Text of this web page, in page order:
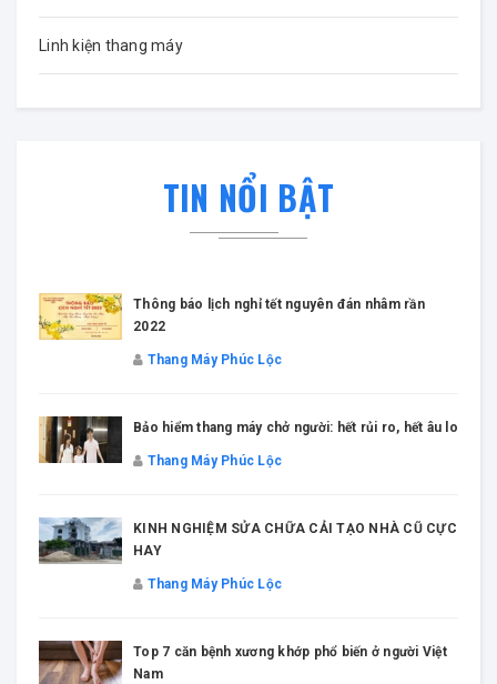
Linh kiện thang máy
TIN NỔI BẬT
Thông báo lịch nghỉ tết nguyên đán nhâm rần
2022
Thang Máy Phúc Lộc
Bảo hiểm thang máy chở người: hết rủi ro, hết âu lo
Thang Máy Phúc Lộc
KINH NGHIỆM SỬA CHỮA CẢI TẠO NHÀ CŨ CỰC
HAY
Thang Máy Phúc Lộc
Top 7 căn bệnh xương khớp phổ biến ở người Việt
Nam